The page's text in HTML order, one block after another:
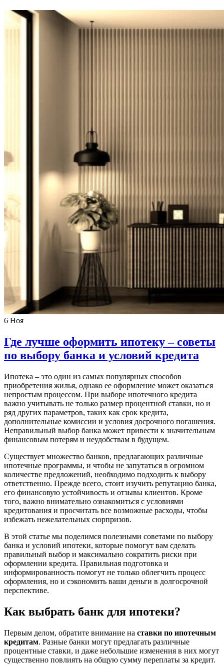
6 Ноя
Где лучше оформить ипотеку – советы
по выбору банка и условий кредита
Ипотека – это один из самых популярных способов
приобретения жилья, однако ее оформление может оказаться
непростым процессом. При выборе ипотечного кредита
важно учитывать не только размер процентной ставки, но и
ряд других параметров, таких как срок кредита,
дополнительные комиссии и условия досрочного погашения.
Неправильный выбор банка может привести к значительным
финансовым потерям и неудобствам в будущем.
Существует множество банков, предлагающих различные
ипотечные программы, и чтобы не запутаться в огромном
количестве предложений, необходимо подходить к выбору
ответственно. Прежде всего, стоит изучить репутацию банка,
его финансовую устойчивость и отзывы клиентов. Кроме
того, важно внимательно ознакомиться с условиями
кредитования и просчитать все возможные расходы, чтобы
избежать нежелательных сюрпризов.
В этой статье мы поделимся полезными советами по выбору
банка и условий ипотеки, которые помогут вам сделать
правильный выбор и максимально сократить риски при
оформлении кредита. Правильная подготовка и
информированность помогут не только облегчить процесс
оформления, но и сэкономить ваши деньги в долгосрочной
перспективе.
Как выбрать банк для ипотеки?
Первым делом, обратите внимание на ставки по ипотечным
кредитам. Разные банки могут предлагать различные
процентные ставки, и даже небольшие изменения в них могут
существенно повлиять на общую сумму переплаты за кредит.